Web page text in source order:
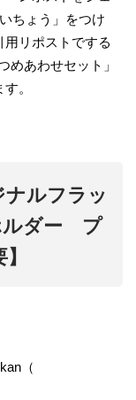
ちょう」をつけ
リポストでする
めあわせセット」
。
ナルフラッ
ルダー プ
（